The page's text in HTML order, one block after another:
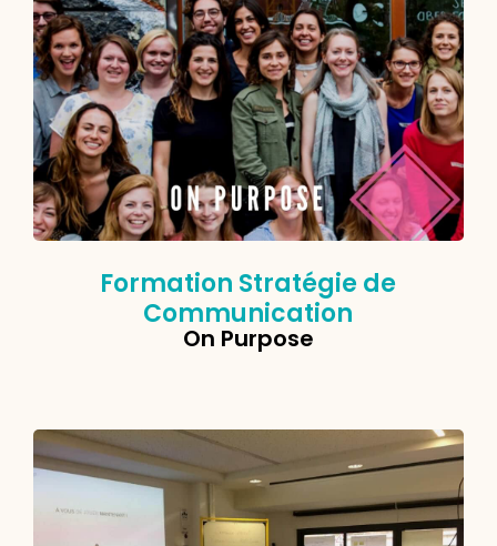
Formation Stratégie de
Communication
On Purpose